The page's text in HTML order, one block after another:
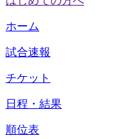
ホーム
試合速報
チケット
日程・結果
順位表